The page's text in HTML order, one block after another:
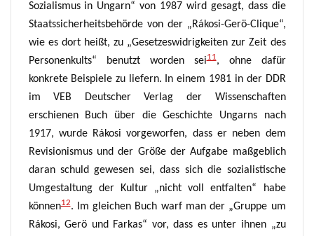
Sozialismus in Ungarn“ von 1987 wird gesagt, dass die
Staatssicherheitsbehörde von der „Rákosi-Gerö-Clique“,
wie es dort heißt, zu „Gesetzeswidrigkeiten zur Zeit des
Personenkults“ benutzt worden sei11, ohne dafür
konkrete Beispiele zu liefern.
In einem 1981 in der DDR
im VEB Deutscher Verlag der Wissenschaften
erschienen Buch über die Geschichte Ungarns nach
1917, wurde Rákosi vorgeworfen, dass er neben dem
Revisionismus und der Größe der Aufgabe maßgeblich
daran schuld gewesen sei, dass sich die sozialistische
Umgestaltung der Kultur „nicht voll entfalten“ habe
können12.
Im gleichen Buch warf man der „Gruppe um
Rákosi, Gerö und Farkas“ vor, dass es unter ihnen „zu